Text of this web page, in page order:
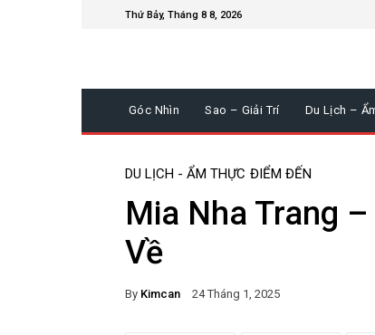
Thứ Bảy, Tháng 8 8, 2026
Góc Nhìn Sao – Giải Trí Du Lịch –
DU LỊCH - ẨM THỰC ĐIỂM ĐẾN
Mia Nha Trang
Về
By Kimcan 24 Tháng 1, 2025